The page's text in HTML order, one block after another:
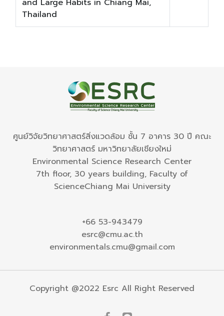
and Large Habits in Chiang Mai,
Thailand
ศูนย์วิจัยวิทยาศาสตร์สิ่งแวดล้อม ชั้น 7 อาคาร 30 ปี คณะ
วิทยาศาสตร์ มหาวิทยาลัยเชียงใหม่
Environmental Science Research Center
7th floor, 30 years building, Faculty of
ScienceChiang Mai University
+66 53-943479
esrc@cmu.ac.th
environmentals.cmu@gmail.com
Copyright @2022 Esrc All Right Reserved